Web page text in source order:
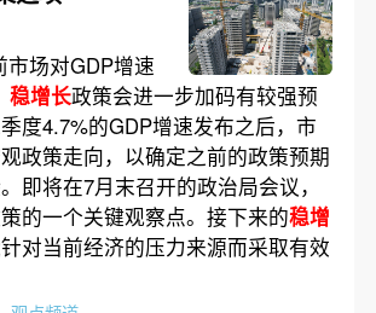
市场对GDP增速
稳增长政策会进一步加码有较强预
度4.7%的GDP增速发布之后，市
政策走向，以确定之前的政策预期
即将在7月末召开的政治局会议，
的一个关键观察点。接下来的稳增
对当前经济的压力来源而采取有效